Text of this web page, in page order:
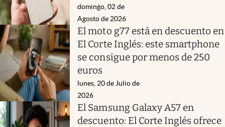
domingo, 02 de
Agosto de 2026
El moto g77 está en descuento en
El Corte Inglés: este smartphone
se consigue por menos de 250
euros
lunes, 20 de Julio de
2026
El Samsung Galaxy A57 en
descuento: El Corte Inglés ofrece